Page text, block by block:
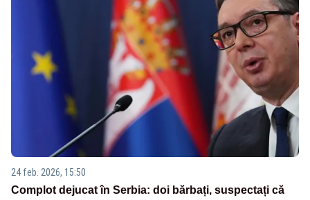
24 feb. 2026, 15:50
Complot dejucat în Serbia: doi bărbați, suspectați că